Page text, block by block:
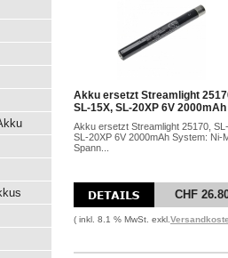
Akku ersetzt Streamlight
SL-15X, SL-20XP 6V 2000mAh
Akku ersetzt Streamlight 25170, SL-
SL-20XP 6V 2000mAh System: Ni-
Spann...
CHF
( inkl. 8.1 % MwSt. exkl.